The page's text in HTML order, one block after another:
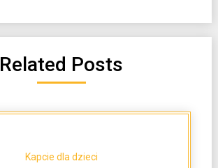
Related Posts
Kapcie dla dzieci